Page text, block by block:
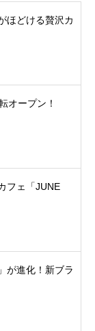
ほどける贅沢カ
オープン！
フェ「JUNE
が進化！新ブラ